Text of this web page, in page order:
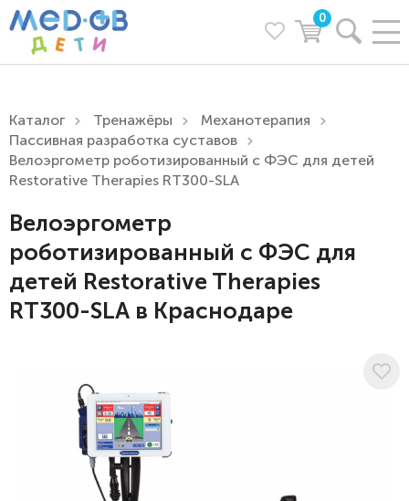
0
Каталог Тренажёры
Механотерапия
Пассивная разработка суставов
Велоэргометр роботизированный с ФЭС для детей
Restorative Therapies RT300-SLА
Велоэргометр
роботизированный с ФЭС для
детей Restorative Therapies
RT300-SLА в Краснодаре